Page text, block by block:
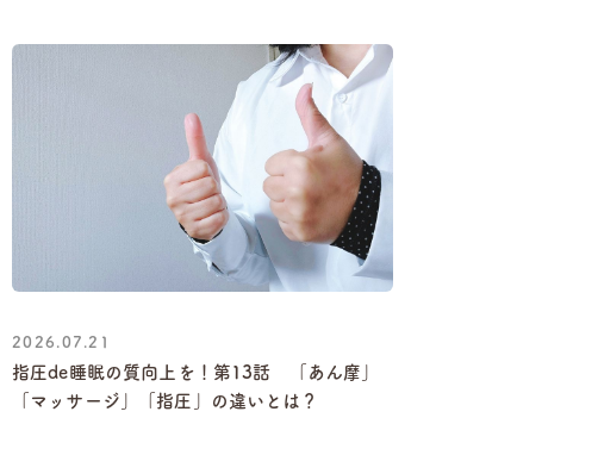
2026.07.21
指圧de睡眠の質向上を！第13話 「あん摩」
「マッサージ」「指圧」の違いとは？